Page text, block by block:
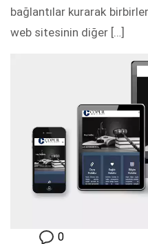
bağlantılar kurarak
web sitesinin diğer […]
0